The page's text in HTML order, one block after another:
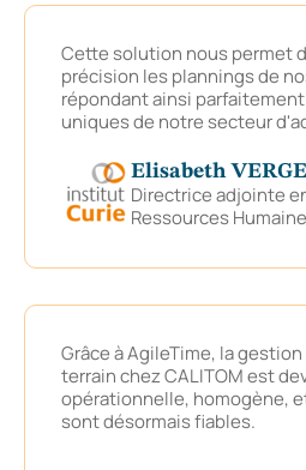
Cette solution nous permet
précision les plannings de
répondant ainsi
uniques de notre secteur
Elisabeth
Directrice adjointe
Ressources
Grâce à AgileTime, la
terrain chez CALITOM est
opérationnelle, homogène,
sont désormais fiables.